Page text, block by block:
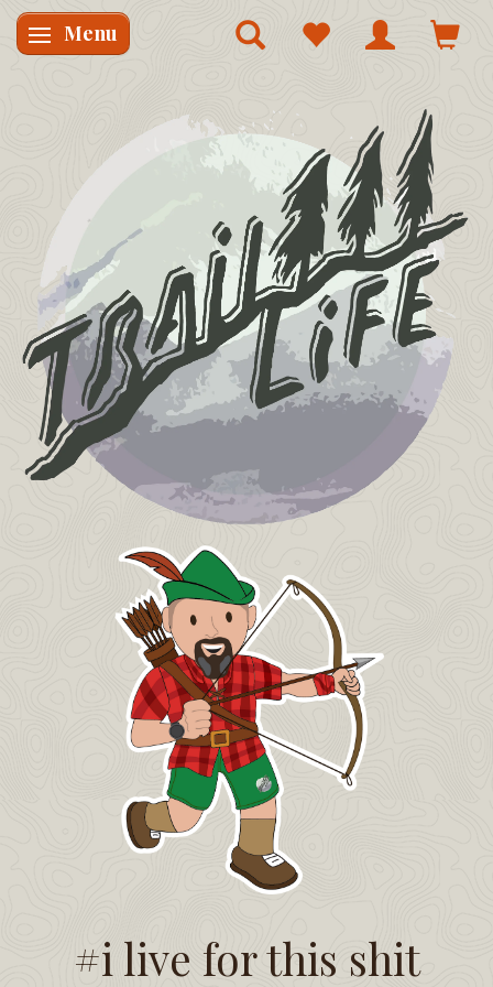
Skifte navigation
Menu
#i live for this shit